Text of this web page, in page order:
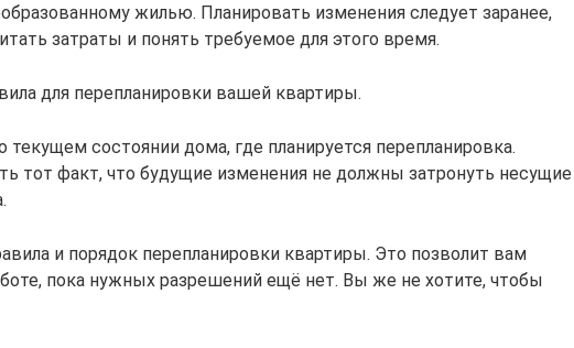
жилью. Планировать изменения следует заранее,
затраты и понять требуемое для этого время.
для перепланировки вашей квартиры.
текущем состоянии дома, где планируется перепланировка.
тот факт, что будущие изменения не должны затронуть несущие
и порядок перепланировки квартиры. Это позволит вам
пока нужных разрешений ещё нет. Вы же не хотите, чтобы